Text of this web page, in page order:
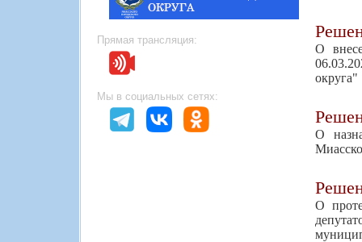
Прямая трансляция:
Мы в социальных сетях:
О
округа"
О
О